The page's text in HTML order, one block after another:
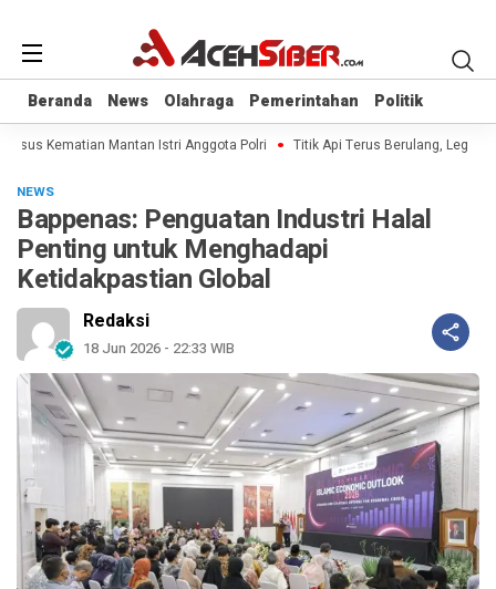
Beranda News Olahraga Pemerintahan Politik
Beranda News Olahraga Pemerintahan Politik
Kematian Mantan Istri Anggota Polri Titik Api Terus Berulang,
NEWS
Bappenas: Penguatan Industri Halal
Penting untuk Menghadapi
Ketidakpastian Global
Redaksi
18 Jun 2026 - 22:33 WIB